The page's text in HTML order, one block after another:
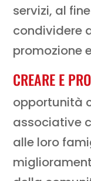
servizi, al
condividere
promozione
CREARE E
opportunità
associative
alle loro